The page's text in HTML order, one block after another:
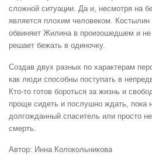
сложной ситуации. Да и, несмотря на
является плохим человеком. Костылин
обвиняет Жилина в произошедшем и не
решает бежать в одиночку.
Создав двух разных по характерам
как люди способны поступать в
Кто-то готов бороться за жизнь и
проще сидеть и послушно ждать, пока
долгожданный спаситель или просто
смерть.
Автор: Инна Колокольникова